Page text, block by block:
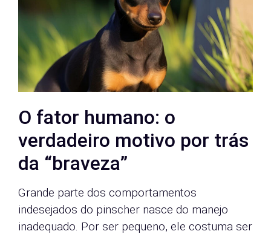
O fator humano: o
verdadeiro motivo por trás
da “braveza”
Grande parte dos comportamentos
indesejados do pinscher nasce do manejo
inadequado. Por ser pequeno, ele costuma ser